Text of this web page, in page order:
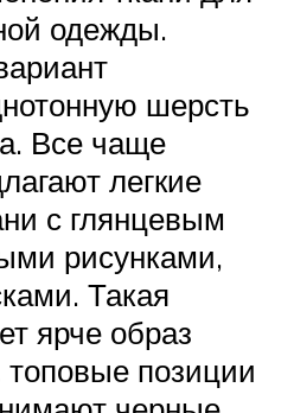
одежды.
шерсть
Все чаще
легкие
с глянцевым
рисунками,
Такая
ярче образ
позиции